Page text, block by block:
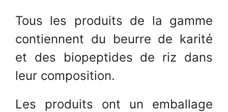
Tous les produits de la gamme
contiennent du beurre de karité
et des biopeptides de riz dans
leur composition.
Les produits ont un emballage